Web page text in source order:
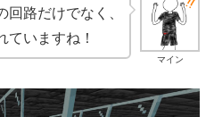
マイン
回路だけでなく、
ていますね！